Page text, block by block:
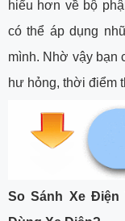
hiểu hơn về bộ
có thể áp dụng
mình. Nhờ vậy bạn
hư hỏng, thời điểm
So Sánh Xe Điện